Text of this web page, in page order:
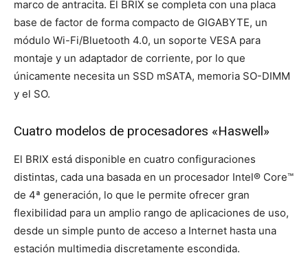
marco de antracita. El BRIX se completa con una placa
base de factor de forma compacto de GIGABYTE, un
módulo Wi-Fi/Bluetooth 4.0, un soporte VESA para
montaje y un adaptador de corriente, por lo que
únicamente necesita un SSD mSATA, memoria SO-DIMM
y el SO.
Cuatro modelos de procesadores «Haswell»
El BRIX está disponible en cuatro configuraciones
distintas, cada una basada en un procesador Intel® Core™
de 4ª generación, lo que le permite ofrecer gran
flexibilidad para un amplio rango de aplicaciones de uso,
desde un simple punto de acceso a Internet hasta una
estación multimedia discretamente escondida.